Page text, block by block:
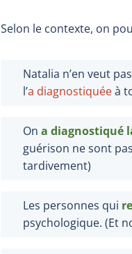
Selon le contexte, on
Natalia n’en veut
l’a diagnostiquéeà
On a diagnostiqué
guérison ne sont
tardivement)
Les personnes qui
psychologique. (Et